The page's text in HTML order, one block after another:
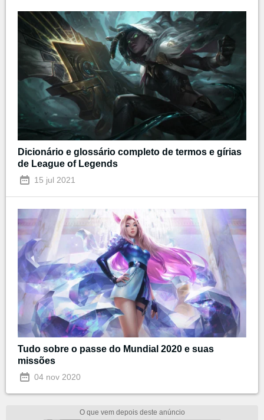
Dicionário e glossário completo de termos e gírias
de League of Legends
15 jul 2021
Tudo sobre o passe do Mundial 2020 e suas
missões
04 nov 2020